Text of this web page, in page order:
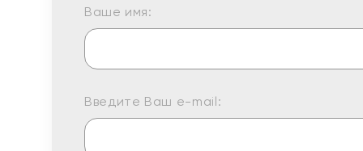
Ваше имя:
Введите Ваш e-mail: